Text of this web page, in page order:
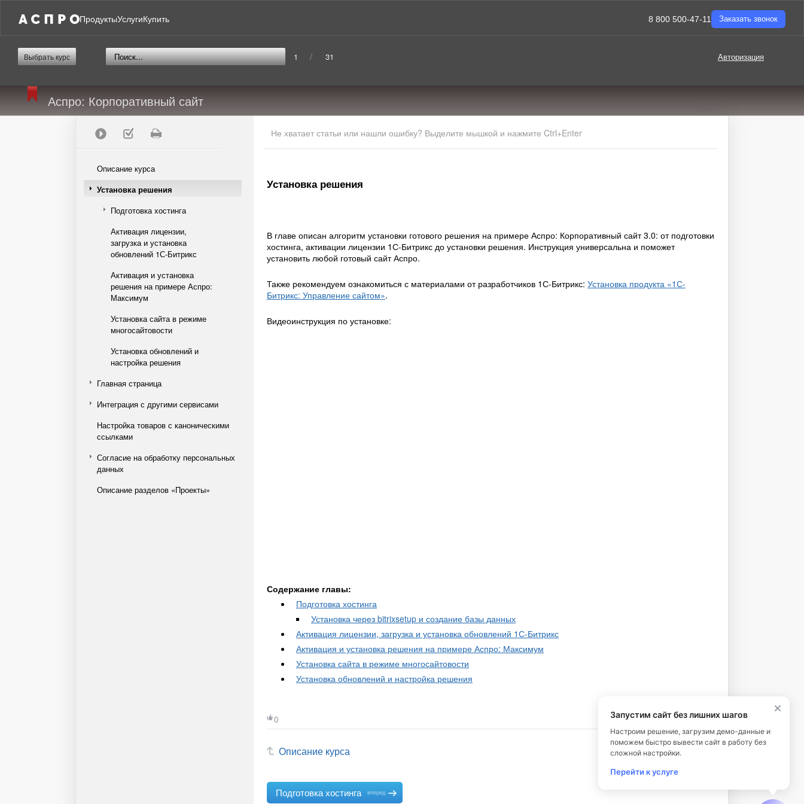
ПродуктыУслугиКупить 8 800 500-47-11 Заказать звонок
Авторизация
Выбрать курс 1 / 31
Аспро: Корпоративный сайт
Запустим сайт без лишних шагов
Настроим решение, загрузим демо-данные и
поможем быстро вывести сайт в работу без
сложной настройки.
Перейти к услуге
Описание курса
Установка решения
Подготовка хостинга
Активация лицензии,
загрузка и установка
обновлений 1С-Битрикс
Активация и установка
решения на примере Аспро:
Максимум
Установка сайта в режиме
многосайтовости
Установка обновлений и
настройка решения
Главная страница
Интеграция с другими сервисами
Настройка товаров с каноническими
ссылками
Согласие на обработку персональных
данных
Описание разделов «Проекты»
Не хватает статьи или нашли ошибку? Выделите мышкой и нажмите Ctrl+Enter
Установка решения
В главе описан алгоритм установки готового решения на примере Аспро: Корпоративный сайт 3.0: от подготовки
хостинга, активации лицензии 1С-Битрикс до установки решения. Инструкция универсальна и поможет
установить любой готовый сайт Аспро.
Также рекомендуем ознакомиться с материалами от разработчиков 1С-Битрикс: Установка продукта «1С-
Битрикс: Управление сайтом».
Видеоинструкция по установке:
Содержание главы:
Подготовка хостинга
Установка через bitrixsetup и создание базы данных
Активация лицензии, загрузка и установка обновлений 1С-Битрикс
Активация и установка решения на примере Аспро: Максимум
Установка сайта в режиме многосайтовости
Установка обновлений и настройка решения
0
Описание курса
Подготовка хостинга вперед